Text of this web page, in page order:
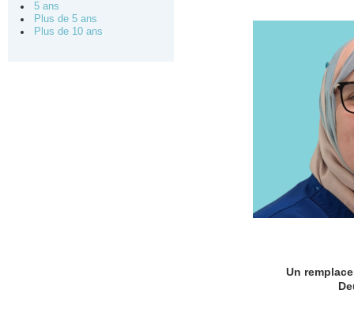
5 ans
Plus de 5 ans
Plus de 10 ans
Un